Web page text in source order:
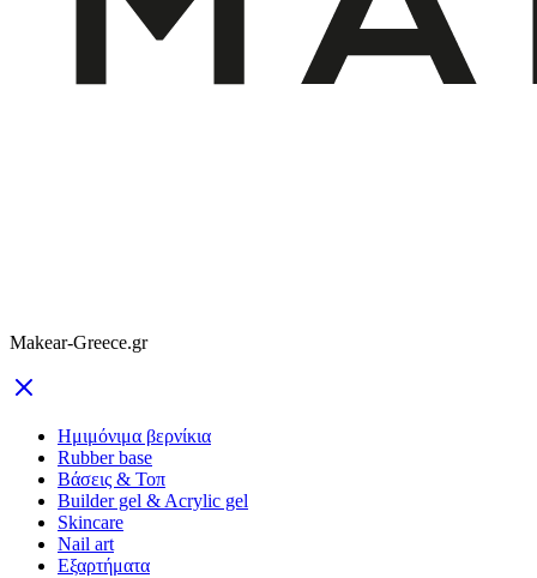
Makear-Greece.gr
Ημιμόνιμα βερνίκια
Rubber base
Βάσεις & Τοπ
Builder gel & Acrylic gel
Skincare
Nail art
Εξαρτήματα